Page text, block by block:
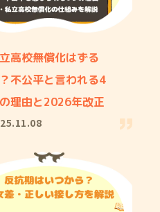
高校無償化はずる
不公平と言われる4
理由と2026年改正